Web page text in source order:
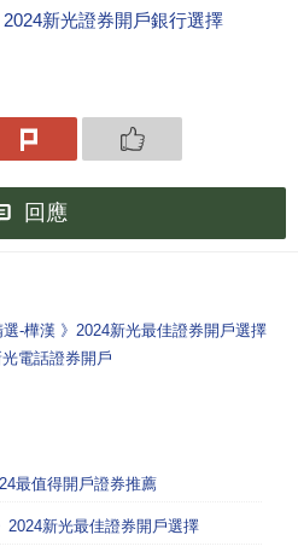
新光證券開戶銀行選擇
回應
-樺漢 》2024新光最佳證券開戶選擇
電話證券開戶
最值得開戶證券推薦
2024新光最佳證券開戶選擇